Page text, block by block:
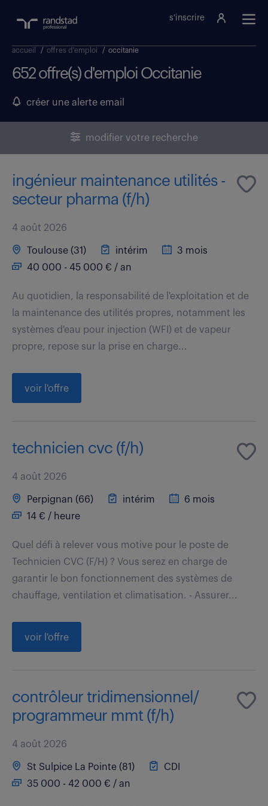
s'inscrire
accueil / offres d'emploi / occitanie
652 offre(s) d'emploi Occitanie
créer une alerte email
modifier votre recherche
ingénieur maintenance utilités -
secteur pharma (f/h)
4 août 2026
Toulouse (31) intérim
3 mois
40 000 - 45 000 € / an
Au quotidien, la responsabilité de l'exploitation et de
la maintenance des utilités propres, notamment les
systèmes d'eau pour injection (WFI) et de vapeur
propre, repose sur la prise en charge...
voir l'offre
technicien cvc (f/h)
4 août 2026
Perpignan (66) intérim
6 mois
14 € / heure
Quel défi à relever vous motive pour le poste de
Technicien CVC (F/H) ? Vous serez en charge de
garantir le bon fonctionnement des systèmes de
chauffage, ventilation et climatisation. - Assurer...
voir l'offre
contrôleur tridimensionnel/
programmeur mmt (f/h)
4 août 2026
St Sulpice La Pointe (81)
CDI
35 000 - 42 000 € / an